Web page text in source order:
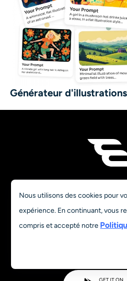
Générateur
Nous utilisons des cookies pour
expérience. En continuant, vous
compris et accepté notre